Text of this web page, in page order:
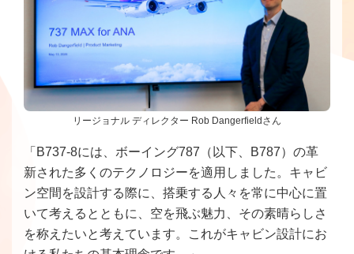
リージョナル ディレクター Rob Dangerfieldさん
「B737-8には、ボーイング787（以下、B787）の革
新された多くのテクノロジーを適用しました。キャビ
ン空間を設計する際に、搭乗する人々を常に中心に置
いて考えるとともに、空を飛ぶ魅力、その素晴らしさ
を称えたいと考えています。これがキャビン設計にお